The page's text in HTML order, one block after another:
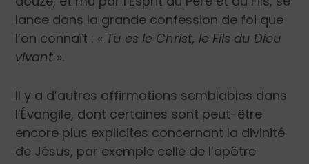
lance dans la grande confession de foi que
l’on connaît : « Tu es le Christ, le Fils du Dieu
vivant ».
Il y a d’autres affirmations semblables dans
l’Évangile, dont certaines sont peut-être
encore plus explicites concernant la divinité
de Jésus, par exemple celle de l’apôtre